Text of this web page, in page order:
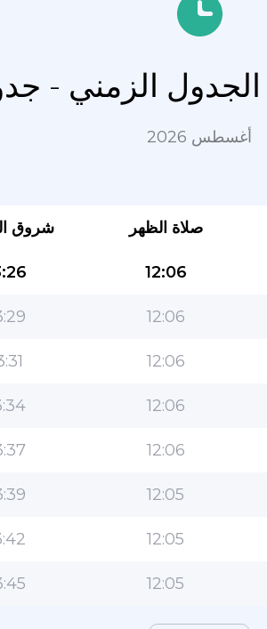
أغسطس 2026
شروق صلاة الظهر
12:06
12:06
12:06
12:06
12:06
12:05
12:05
12:05
الشهير لنمط الحياة ، مع ميزات سهلة